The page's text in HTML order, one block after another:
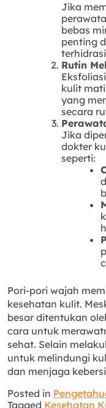
Jika
bebas
penting
Rutin
kulit
yang
secara
Jika
dokter
seperti:
Pori-pori wajah
kesehatan kulit.
besar ditentukan
cara untuk
sehat. Selain
untuk melindungi
dan menjaga
Posted in
Tagged Kesehatan